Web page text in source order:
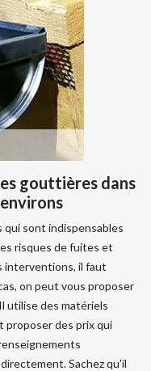
gouttières dans
sont indispensables
risques de fuites et
interventions, il faut
on peut vous proposer
utilise des matériels
proposer des prix qui
Sachez qu'il